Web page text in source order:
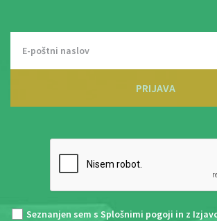
PRIJAVA
Seznanjen sem s Splošnimi pogoji in z